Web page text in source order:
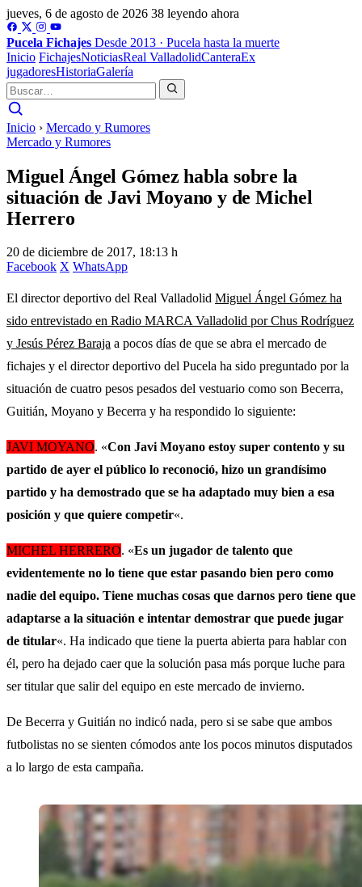
jueves, 6 de agosto de 2026 38 leyendo ahora
Pucela Fichajes Desde 2013 · Pucela hasta la muerte
Inicio FichajesNoticiasReal ValladolidCanteraEx
jugadoresHistoriaGalería
Inicio › Mercado y Rumores
Mercado y Rumores
Miguel Ángel Gómez habla sobre la
situación de Javi Moyano y de Michel
Herrero
20 de diciembre de 2017, 18:13 h
Facebook X WhatsApp
El director deportivo del Real Valladolid Miguel Ángel Gómez ha
sido entrevistado en Radio MARCA Valladolid por Chus Rodríguez
y Jesús Pérez Baraja a pocos días de que se abra el mercado de
fichajes y el director deportivo del Pucela ha sido preguntado por la
situación de cuatro pesos pesados del vestuario como son Becerra,
Guitián, Moyano y Becerra y ha respondido lo siguiente:
JAVI MOYANO. «Con Javi Moyano estoy super contento y su
partido de ayer el público lo reconoció, hizo un grandísimo
partido y ha demostrado que se ha adaptado muy bien a esa
posición y que quiere competir«.
MICHEL HERRERO. «Es un jugador de talento que
evidentemente no lo tiene que estar pasando bien pero como
nadie del equipo. Tiene muchas cosas que darnos pero tiene que
adaptarse a la situación e intentar demostrar que puede jugar
de titular«. Ha indicado que tiene la puerta abierta para hablar con
él, pero ha dejado caer que la solución pasa más porque luche para
ser titular que salir del equipo en este mercado de invierno.
De Becerra y Guitián no indicó nada, pero si se sabe que ambos
futbolistas no se sienten cómodos ante los pocos minutos disputados
a lo largo de esta campaña.